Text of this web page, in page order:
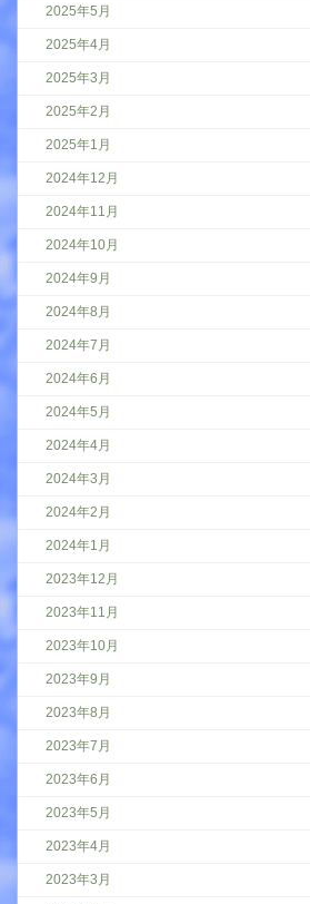
2025年5月
2025年4月
2025年3月
2025年2月
2025年1月
2024年12月
2024年11月
2024年10月
2024年9月
2024年8月
2024年7月
2024年6月
2024年5月
2024年4月
2024年3月
2024年2月
2024年1月
2023年12月
2023年11月
2023年10月
2023年9月
2023年8月
2023年7月
2023年6月
2023年5月
2023年4月
2023年3月